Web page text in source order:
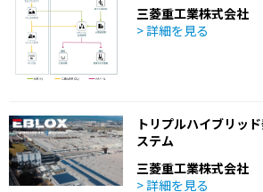
三菱重工業株式会社
> 詳細を見る
トリプルハイブリッ
ステム
三菱重工業株式会社
> 詳細を見る